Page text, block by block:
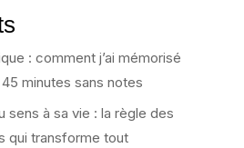
: comment j’ai mémorisé
minutes sans notes
sens à sa vie : la règle des
qui transforme tout